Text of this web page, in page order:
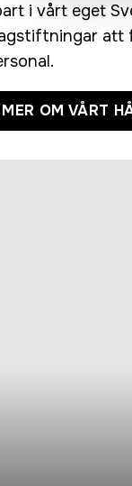
i vårt eget
att
OM VÅRT